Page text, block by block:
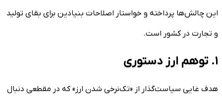
این چالش‌ها پرداخته و خواستار اصلاحات بنیادین برای بقای تولید
و تجارت در کشور است.
۱. توهم ارز دستوری
هدف غایی سیاست‌گذار از «تک‌نرخی شدن ارز» که در مقطعی دنبال